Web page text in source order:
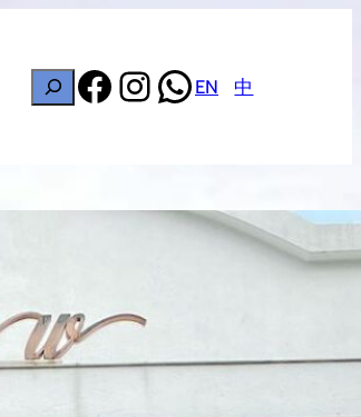
搜
尋
Facebook
Instagram
WhatsApp
EN 中